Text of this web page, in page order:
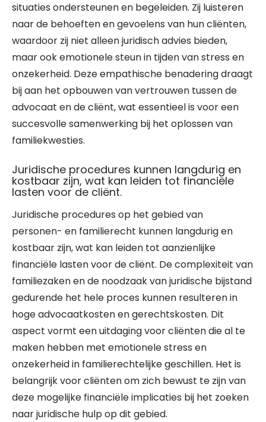
situaties ondersteunen en begeleiden. Zij luisteren
naar de behoeften en gevoelens van hun cliënten,
waardoor zij niet alleen juridisch advies bieden,
maar ook emotionele steun in tijden van stress en
onzekerheid. Deze empathische benadering draagt
bij aan het opbouwen van vertrouwen tussen de
advocaat en de cliënt, wat essentieel is voor een
succesvolle samenwerking bij het oplossen van
familiekwesties.
Juridische procedures kunnen langdurig en
kostbaar zijn, wat kan leiden tot financiële
lasten voor de cliënt.
Juridische procedures op het gebied van
personen- en familierecht kunnen langdurig en
kostbaar zijn, wat kan leiden tot aanzienlijke
financiële lasten voor de cliënt. De complexiteit van
familiezaken en de noodzaak van juridische bijstand
gedurende het hele proces kunnen resulteren in
hoge advocaatkosten en gerechtskosten. Dit
aspect vormt een uitdaging voor cliënten die al te
maken hebben met emotionele stress en
onzekerheid in familierechtelijke geschillen. Het is
belangrijk voor cliënten om zich bewust te zijn van
deze mogelijke financiële implicaties bij het zoeken
naar juridische hulp op dit gebied.